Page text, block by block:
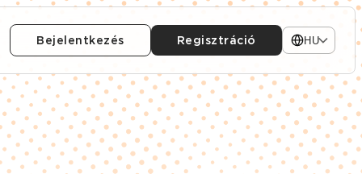
Bejelentkezés Regisztráció HU